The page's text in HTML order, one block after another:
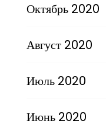
Октябрь 2020
Август 2020
Июль 2020
Июнь 2020